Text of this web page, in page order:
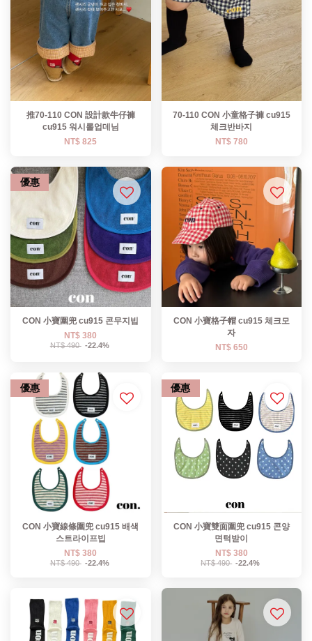
推70-110 CON 設計款牛仔褲
cu915 워시롤업데님
NT$ 825
70-110 CON 小童格子褲 cu915
체크반바지
NT$ 780
優惠
CON 小寶圍兜 cu915 콘무지빕
NT$ 380
NT$ 490 -22.4%
CON 小寶格子帽 cu915 체크모
자
NT$ 650
優惠
CON 小寶線條圍兜 cu915 배색
스트라이프빕
NT$ 380
NT$ 490 -22.4%
優惠
CON 小寶雙面圍兜 cu915 콘양
면턱받이
NT$ 380
NT$ 490 -22.4%